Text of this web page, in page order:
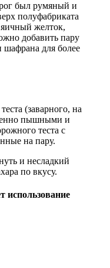
был румяный и
полуфабриката
желток,
добавить пару
для более
(заварного, на
пышными и
теста с
на пару.
и несладкий
по вкусу.
использование